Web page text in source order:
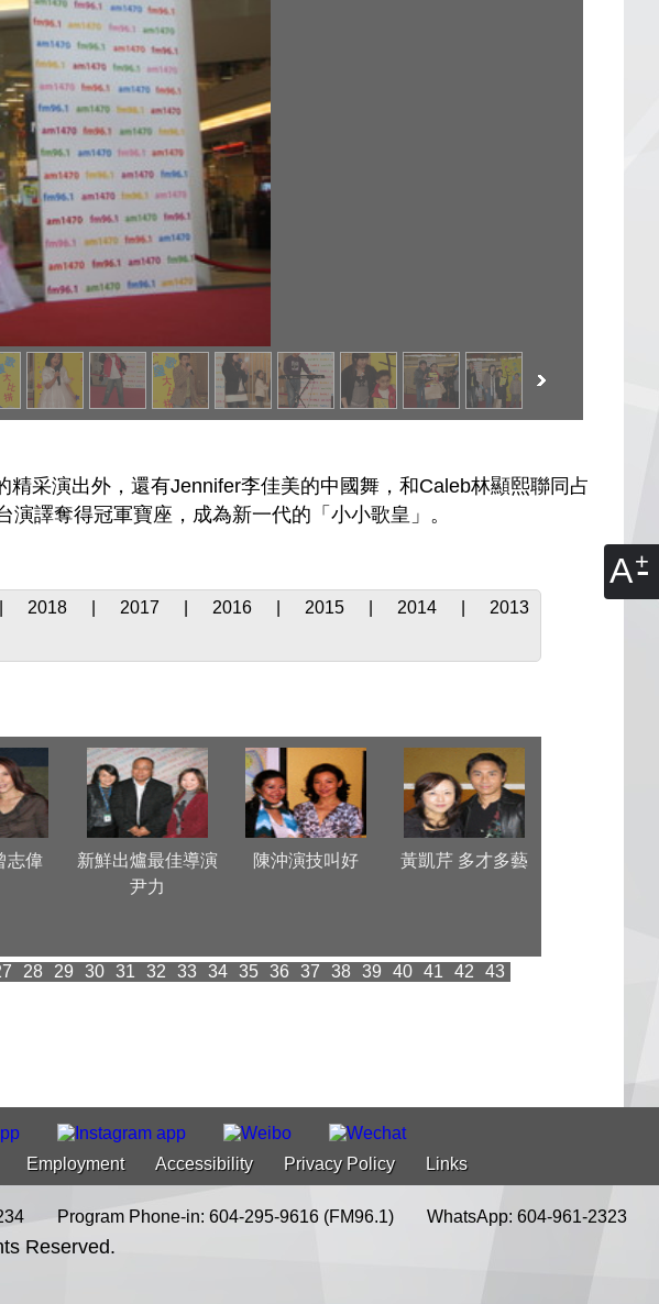
A
采演出外，還有Jennifer李佳美的中國舞，和Caleb林顯熙聯同占
譯奪得冠軍寶座，成為新一代的「小小歌皇」。
2018 2017 2016 2015 2014
2013
志偉
新鮮出爐最佳導演
尹力
陳沖演技叫好 黃凱芹 多才多藝
28 29 30 31 32 33 34 35 36 37 38 39 40 41 42 43
Employment Accessibility Privacy Policy Links
Program Phone-in: 604-295-9616 (FM96.1) WhatsApp: 604-961-2323
Reserved.